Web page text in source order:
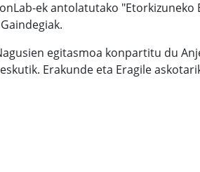
ek antolatutako "Etorkizuneko
egitasmoa konpartitu du
Erakunde eta Eragile